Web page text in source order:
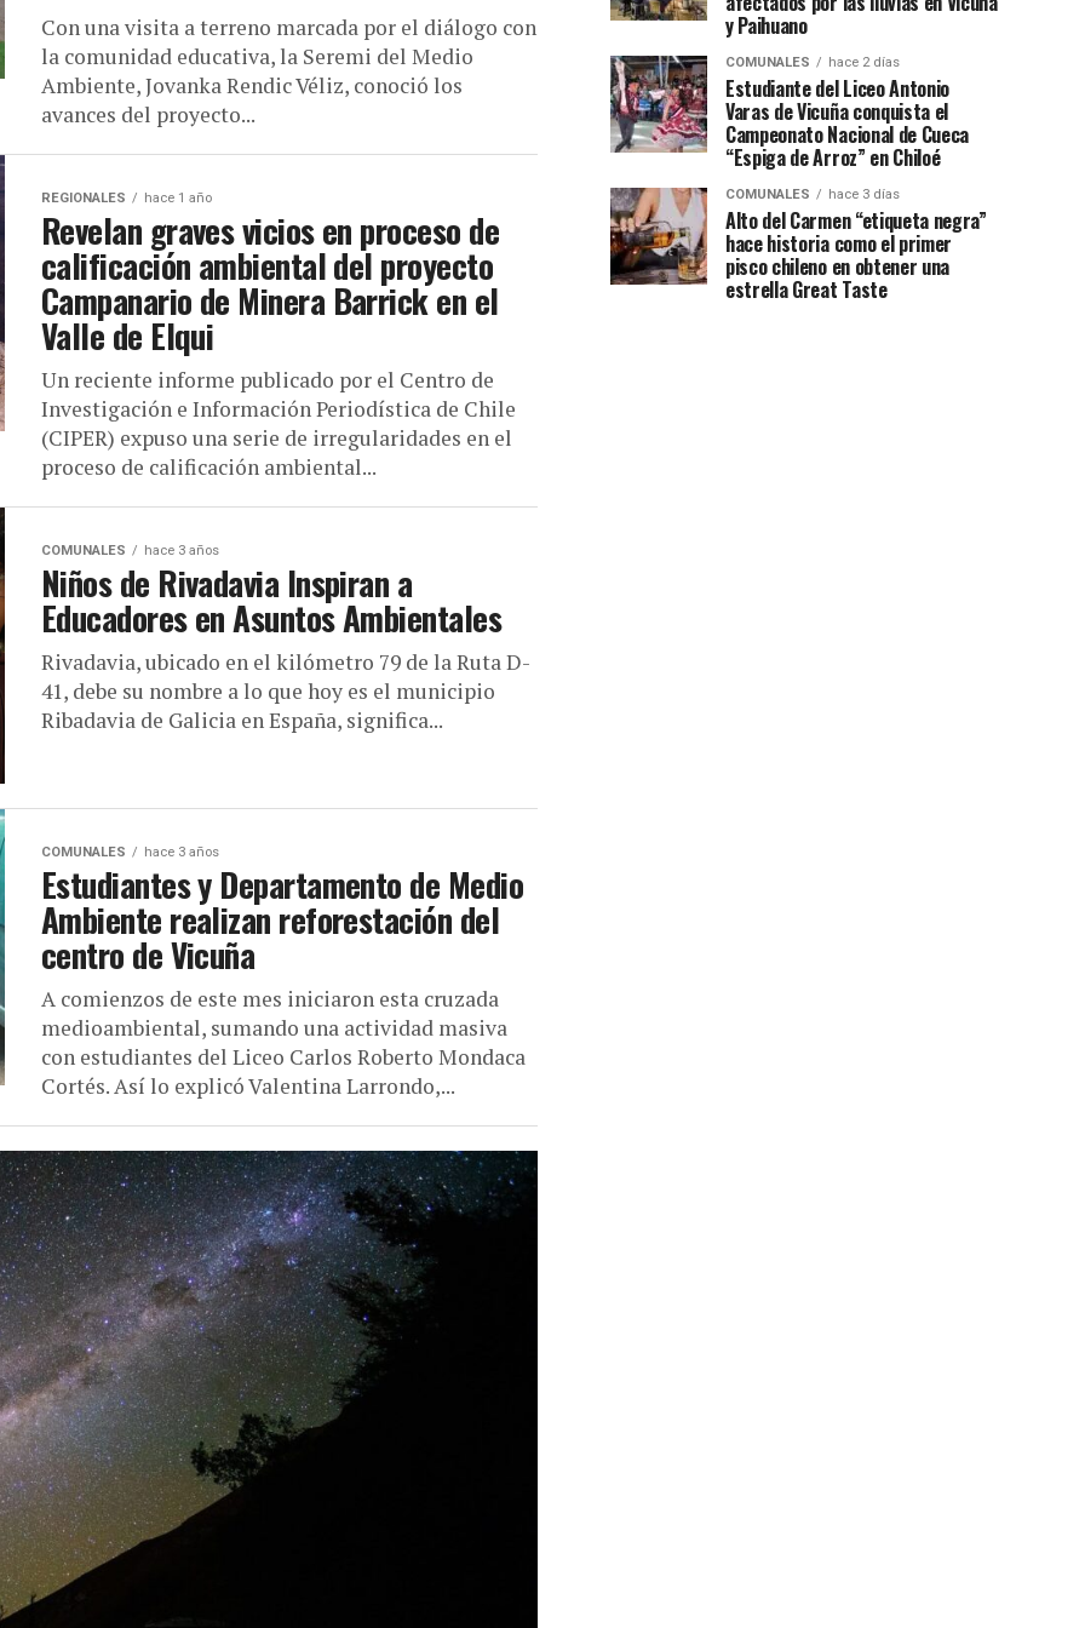
Con una visita a terreno marcada por el diálogo con
la comunidad educativa, la Seremi del Medio
Ambiente, Jovanka Rendic Véliz, conoció los
avances del proyecto...
REGIONALES hace 1 año
Revelan graves vicios en proceso de
calificación ambiental del proyecto
Campanario de Minera Barrick en el
Valle de Elqui
Un reciente informe publicado por el Centro de
Investigación e Información Periodística de Chile
(CIPER) expuso una serie de irregularidades en el
proceso de calificación ambiental...
COMUNALES hace 3 años
Niños de Rivadavia Inspiran a
Educadores en Asuntos Ambientales
Rivadavia, ubicado en el kilómetro 79 de la Ruta D-
41, debe su nombre a lo que hoy es el municipio
Ribadavia de Galicia en España, significa...
COMUNALES hace 3 años
Estudiantes y Departamento de Medio
Ambiente realizan reforestación del
centro de Vicuña
A comienzos de este mes iniciaron esta cruzada
medioambiental, sumando una actividad masiva
con estudiantes del Liceo Carlos Roberto Mondaca
Cortés. Así lo explicó Valentina Larrondo,...
y Paihuano
COMUNALES hace 2 días
Estudiante del Liceo Antonio
Varas de Vicuña conquista el
Campeonato Nacional de Cueca
“Espiga de Arroz” en Chiloé
COMUNALES hace 3 días
Alto del Carmen “etiqueta negra”
hace historia como el primer
pisco chileno en obtener una
estrella Great Taste